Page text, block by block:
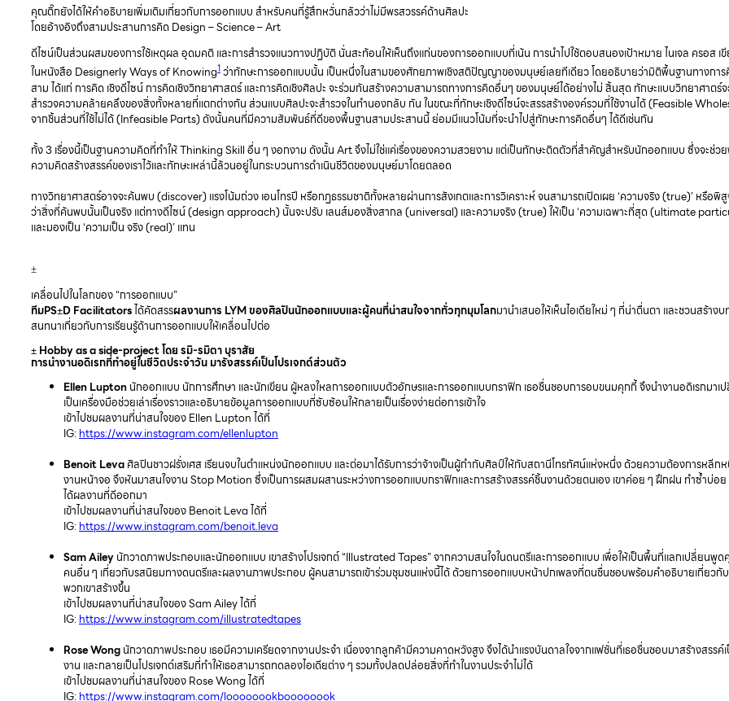
คุณติ๊กยังได้ให้คำอธิบายเพิ่มเติมเกี่ยวกับการออกแบบ สำหรับคนที่รู้สึกหวั่นกลัวว่าไม่มีพรสวรรค์ด้านศิลปะ
โดยอ้างอิงถึงสามประสานการคิด Design – Science – Art
ดีไซน์เป็นส่วนผสมของการใช้เหตุผล อุดมคติ และการสำรวจแนวทางปฏิบัติ นั่นสะท้อนให้เห็นถึงแก่นของการออกแบบที่เน้น การนำไปใช้ตอบสนองเป้าหมาย ไนเจล ครอส เ
ในหนังสือ Designerly Ways of Knowing1ว่าทักษะการออกแบบนั้น เป็นหนึ่งในสามของศักยภาพเชิงสติปัญญาของมนุษย์เลยทีเดียว โดยอธิบายว่ามิติพื้นฐานทางกา
สาม ได้แก่ การคิด เชิงดีไซน์ การคิดเชิงวิทยาศาสตร์ และการคิดเชิงศิลปะ จะร่วมกันสร้างความสามารถทางการคิดอื่นๆ ของมนุษย์ได้อย่างไม่ สิ้นสุด ทักษะแบบวิทยาศาตร์จ
สำรวจความคล้ายคลึงของสิ่งทั้งหลายที่แตกต่างกัน ส่วนแบบศิลปะจะสำรวจในทำนองกลับ กัน ในขณะที่ทักษะเชิงดีไซน์จะสรรสร้างองค์รวมที่ใช้งานได้ (Feasible
จากชิ้นส่วนที่ใช้ไม่ได้ (Infeasible Parts) ดังนั้นคนที่มีความสัมพันธ์ที่ดีของพื้นฐานสามประสานนี้ ย่อมมีแนวโน้มที่จะนำไปสู่ทักษะการคิดอื่นๆ ได้ดีเช่นกัน
ทั้ง 3 เรื่องนี้เป็นฐานความคิดที่ทำให้ Thinking Skill อื่น ๆ งอกงาม ดังนั้น Art จึงไม่ใช่แค่เรื่องของความสวยงาม แต่เป็นทักษะติดตัวที่สำคัญสำหรับนักออกแบบ ซึ่งจะช่ว
ความคิดสร้างสรรค์ของเราไว้และทักษะเหล่านี้ล้วนอยู่ในกระบวนการดำเนินชีวิตของมนุษย์มาโดยตลอด
ทางวิทยาศาสตร์อาจจะค้นพบ (discover) แรงโน้มถ่วง เอนโทรปี หรือกฏธรรมชาติทั้งหลายผ่านการสังเกตและการวิเคราะห์ จนสามารถเปิดเผย ‘ความจริง (true)’ หรือพิ
ว่าสิ่งที่ค้นพบนั้นเป็นจริง แต่ทางดีไซน์ (design approach) นั้นจะปรับ เลนส์มองสิ่งสากล (universal) และความจริง (true) ให้เป็น ‘ความเฉพาะที่สุด (ultimate
และมองเป็น ‘ความเป็น จริง (real)’ แทน
±
เคลื่อนไปในโลกของ “การออกแบบ”
ทีมPS±D Facilitatorsได้คัดสรรผลงานการ LYM ของศิลปินนักออกแบบและผู้คนที่น่าสนใจจากทั่วทุกมุมโลกมานำเสนอให้เห็นไอเดียใหม่ ๆ ที่น่าตื่นตา และชวนสร้างบ
สนทนาเกี่ยวกับการเรียนรู้ด้านการออกแบบให้เคลื่อนไปต่อ
±Hobby as a side-project โดย รมิ-รมิตา บุราสัย
การนำงานอดิเรกที่ทำอยู่ในชีวิตประจำวัน มารังสรรค์เป็นโปรเจกต์ส่วนตัว
Ellen Luptonนักออกแบบ นักการศึกษา และนักเขียน ผู้หลงใหลการออกแบบตัวอักษรและการออกแบบกราฟิก เธอชื่นชอบการอบขนมคุกกี้ จึงนำงานอดิเรกมาเ
เป็นเครื่องมือช่วยเล่าเรื่องราวและอธิบายข้อมูลการออกแบบที่ซับซ้อนให้กลายเป็นเรื่องง่ายต่อการเข้าใจ
เข้าไปชมผลงานที่น่าสนใจของ Ellen Lupton ได้ที่
IG:https://www.instagram.com/ellenlupton
Benoit Levaศิลปินชาวฝรั่งเศส เรียนจบในตำแหน่งนักออกแบบ และต่อมาได้รับการว่าจ้างเป็นผู้กำกับศิลป์ให้กับสถานีโทรทัศน์แห่งหนึ่ง ด้วยความต้องการหลีก
งานหน้าจอ จึงหันมาสนใจงาน Stop Motion ซึ่งเป็นการผสมผสานระหว่างการออกแบบกราฟิกและการสร้างสรรค์ชิ้นงานด้วยตนเอง เขาค่อย ๆ ฝึกฝน ทำซ้ำบ่อย
ได้ผลงานที่ดีออกมา
เข้าไปชมผลงานที่น่าสนใจของ Benoit Leva ได้ที่
IG:https://www.instagram.com/benoit.leva
Sam Aileyนักวาดภาพประกอบและนักออกแบบ เขาสร้างโปรเจกต์ “Illustrated Tapes” จากความสนใจในดนตรีและการออกแบบ เพื่อให้เป็นพื้นที่แลกเปลี่ยนพู
คนอื่น ๆ เกี่ยวกับรสนิยมทางดนตรีและผลงานภาพประกอบ ผู้คนสามารถเข้าร่วมชุมชนแห่งนี้ได้ ด้วยการออกแบบหน้าปกเพลงที่ตนชื่นชอบพร้อมคำอธิบายเกี่ยวกั
พวกเขาสร้างขึ้น
เข้าไปชมผลงานที่น่าสนใจของ Sam Ailey ได้ที่
IG:https://www.instagram.com/illustratedtapes
Rose Wongนักวาดภาพประกอบ เธอมีความเครียดจากงานประจำ เนื่องจากลูกค้ามีความคาดหวังสูง จึงได้นำแรงบันดาลใจจากแฟชั่นที่เธอชื่นชอบมาสร้างสรรค์
งาน และกลายเป็นโปรเจกต์เสริมที่ทำให้เธอสามารถทดลองไอเดียต่าง ๆ รวมทั้งปลดปล่อยสิ่งที่ทำในงานประจำไม่ได้
เข้าไปชมผลงานที่น่าสนใจของ Rose Wong ได้ที่
IG:https://www.instagram.com/loooooookboooooook